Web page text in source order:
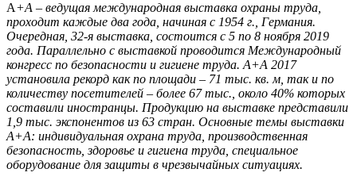
A+A – ведущая международная выставка охраны труда,
проходит каждые два года, начиная с 1954 г., Германия.
Очередная, 32-я выставка, состоится с 5 по 8 ноября 2019
года. Параллельно с выставкой проводится Международный
конгресс по безопасности и гигиене труда. A+A 2017
установила рекорд как по площади – 71 тыс. кв. м, так и по
количеству посетителей – более 67 тыс., около 40% которых
составили иностранцы. Продукцию на выставке представили
1,9 тыс. экспонентов из 63 стран. Основные темы выставки
A+A: индивидуальная охрана труда, производственная
безопасность, здоровье и гигиена труда, специальное
оборудование для защиты в чрезвычайных ситуациях.